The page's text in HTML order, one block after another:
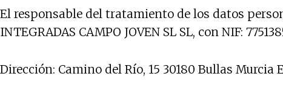
El responsable del tratamiento de los datos
INTEGRADAS CAMPO JOVEN SL SL, con NIF:
Dirección: Camino del Río, 15 30180 Bullas Murcia